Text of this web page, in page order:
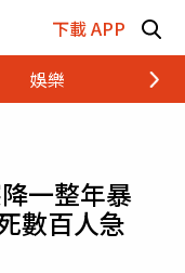
下載 APP
娛樂 財經
一整年暴
數百人急